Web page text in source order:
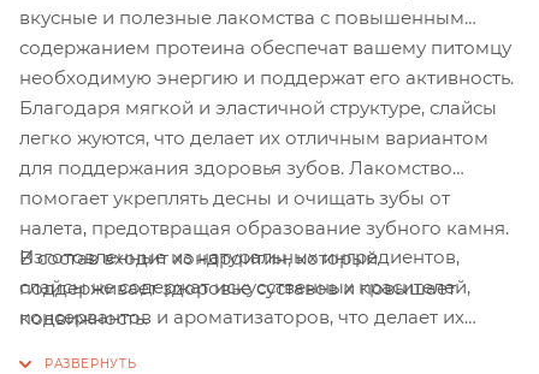
вкусные и полезные лакомства с повышенным
содержанием протеина обеспечат вашему питомцу
необходимую энергию и поддержат его активность.
Благодаря мягкой и эластичной структуре, слайсы
легко жуются, что делает их отличным вариантом
для поддержания здоровья зубов. Лакомство
помогает укреплять десны и очищать зубы от
налета, предотвращая образование зубного камня.
В состав входит хондроитин, который
поддерживает здоровье суставов и повышает
подвижность.
Изготовленные из натуральных ингредиентов,
слайсы не содержат искусственных красителей,
консервантов и ароматизаторов, что делает их